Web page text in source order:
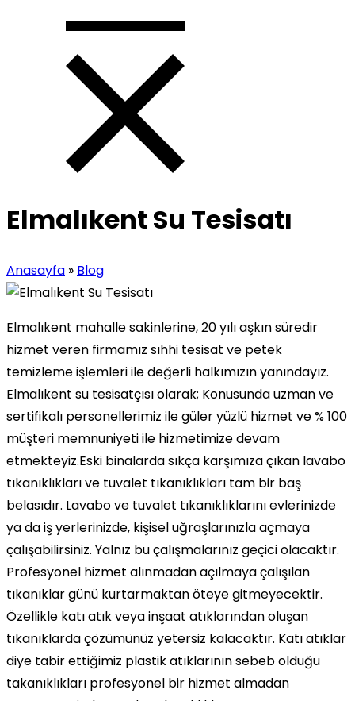
Elmalıkent Su Tesisatı
Anasayfa » Blog
Elmalıkent mahalle sakinlerine, 20 yılı aşkın süredir
hizmet veren firmamız sıhhi tesisat ve petek
temizleme işlemleri ile değerli halkımızın yanındayız.
Elmalıkent su tesisatçısı olarak; Konusunda uzman ve
sertifikalı personellerimiz ile güler yüzlü hizmet ve % 100
müşteri memnuniyeti ile hizmetimize devam
etmekteyiz.Eski binalarda sıkça karşımıza çıkan lavabo
tıkanıklıkları ve tuvalet tıkanıklıkları tam bir baş
belasıdır. Lavabo ve tuvalet tıkanıklıklarını evlerinizde
ya da iş yerlerinizde, kişisel uğraşlarınızla açmaya
çalışabilirsiniz. Yalnız bu çalışmalarınız geçici olacaktır.
Profesyonel hizmet alınmadan açılmaya çalışılan
tıkanıklar günü kurtarmaktan öteye gitmeyecektir.
Özellikle katı atık veya inşaat atıklarından oluşan
tıkanıklarda çözümünüz yetersiz kalacaktır. Katı atıklar
diye tabir ettiğimiz plastik atıklarının sebeb olduğu
takanıklıkları profesyonel bir hizmet almadan